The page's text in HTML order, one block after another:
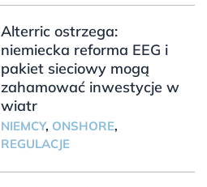
Alterric ostrzega:
niemiecka reforma EEG i
pakiet sieciowy mogą
zahamować inwestycje w
wiatr
NIEMCY, ONSHORE,
REGULACJE